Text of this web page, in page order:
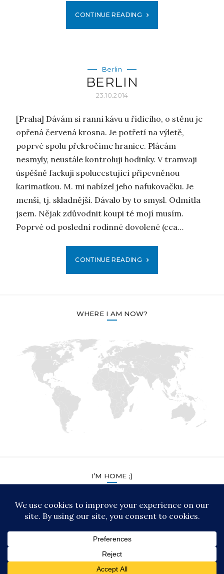
CONTINUE READING
Berlin
BERLIN
23.10.2014
[Praha] Dávám si ranní kávu u řídícího, o stěnu je
opřená červená krosna. Je potřetí na výletě,
poprvé spolu překročíme hranice. Plácám
nesmyly, neustále kontroluji hodinky. V tramvaji
úspěšně fackuji spolucestující připevněnou
karimatkou. M. mi nabízel jeho nafukovačku. Je
menší, tj. skladnější. Dávalo by to smysl. Odmítla
jsem. Nějak zdůvodnit koupi té mojí musím.
Poprvé od poslední rodinné dovolené (cca…
CONTINUE READING
WHERE I AM NOW?
I’M HOME ;)
BARU © 2007 - 2025 ❋ Autorem ilustrace v záhlaví je Karel Čapek